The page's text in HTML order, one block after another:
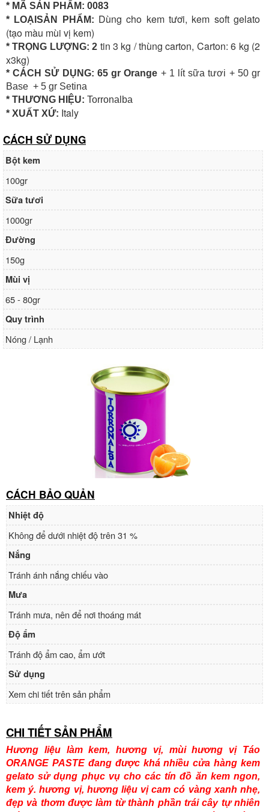
* MÃ SẢN PHẨM: 0083
* LOẠISẢN PHẨM: Dùng cho kem tươi, kem soft gelato
(tạo màu mùi vị kem)
* TRỌNG LƯỢNG: 2 tin 3 kg / thùng carton, Carton: 6 kg (2
x3kg)
* CÁCH SỬ DỤNG: 65 gr Orange + 1 lít sữa tươi + 50 gr
Base + 5 gr Setina
* THƯƠNG HIỆU: Torronalba
* XUẤT XỨ: Italy
CÁCH SỬ DỤNG
Bột kem
100gr
Sữa tươi
1000gr
Đường
150g
Mùi vị
65 - 80gr
Quy trình
Nóng / Lạnh
CÁCH BẢO QUẢN
Nhiệt độ
Không để dưới nhiệt độ trên 31 %
Nắng
Tránh ánh nắng chiếu vào
Mưa
Tránh mưa, nên để nơi thoáng mát
Độ ẩm
Tránh độ ẩm cao, ẩm ướt
Sử dụng
Xem chi tiết trên sản phẩm
CHI TIẾT SẢN PHẨM
Hương liệu làm kem, hương vị, mùi hương vị Táo
ORANGE PASTE đang được khá nhiều cửa hàng kem
gelato sử dụng phục vụ cho các tín đồ ăn kem ngon,
kem ý. hương vị, hương liệu vị cam có vàng xanh nhẹ,
đẹp và thơm được làm từ thành phần trái cây tự nhiên